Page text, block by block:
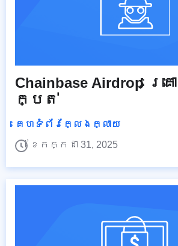
Chainbase Airdrop គ្រ
ក្បត់
គេហទំព័រក្លែងក្លាយ
ខែកក្កដា 31, 2025